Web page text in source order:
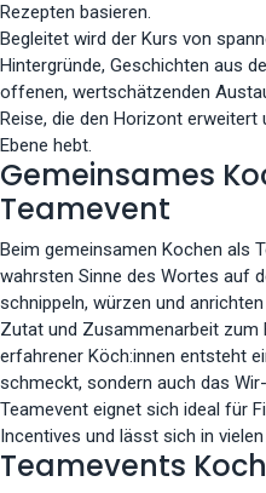
Rezepten basieren.
Begleitet wird der Kurs von
Hintergründe, Geschichten aus
offenen, wertschätzenden
Reise, die den Horizont erweitert
Ebene hebt.
Gemeinsames
Teamevent
Beim gemeinsamen Kochen als
wahrsten Sinne des Wortes auf
schnippeln, würzen und
Zutat und Zusammenarbeit zum
erfahrener Köch:innen entsteht
schmeckt, sondern auch das
Teamevent eignet sich ideal für
Incentives und lässt sich in
Teamevents